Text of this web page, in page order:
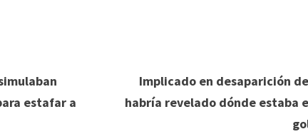
estafar a
Implicado en desaparición
habría revelado dónde estaba